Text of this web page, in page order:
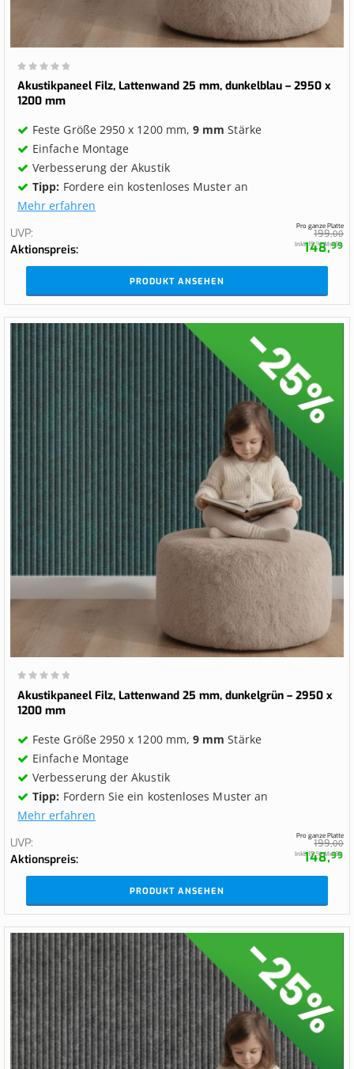
Wertung:
0%
Akustikpaneel Filz, Lattenwand 25 mm, dunkelblau – 2950 x
1200 mm
Feste Größe 2950 x 1200 mm,9 mm Stärke
Einfache Montage
Verbesserung der Akustik
Tipp: Fordere ein kostenloses Muster an
Mehr erfahren
UVP
199,00
Aktionspreis
Pro ganze Platte
148,99
Inkl. 19 % MwSt.
PRODUKT ANSEHEN
Wertung:
0%
Akustikpaneel Filz, Lattenwand 25 mm, dunkelgrün – 2950 x
1200 mm
Feste Größe 2950 x 1200 mm,9 mm Stärke
Einfache Montage
Verbesserung der Akustik
Tipp: Fordern Sie ein kostenloses Muster an
Mehr erfahren
UVP
199,00
Aktionspreis
Pro ganze Platte
148,99
Inkl. 19 % MwSt.
PRODUKT ANSEHEN